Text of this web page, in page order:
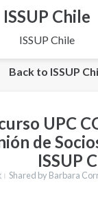
ISSUP Chile
ISSUP Chile
Back to ISSUP
UPC
de
ISSUP
Shared by Barbara